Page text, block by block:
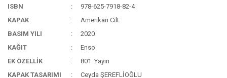
ISBN
978-625-7918-82-4
KAPAK
Amerikan Cilt
BASIM YILI
2020
KAĞIT
Enso
EK ÖZELLİK
801. Yayın
KAPAK TASARIMI
Ceyda ŞEREFLİOĞLU